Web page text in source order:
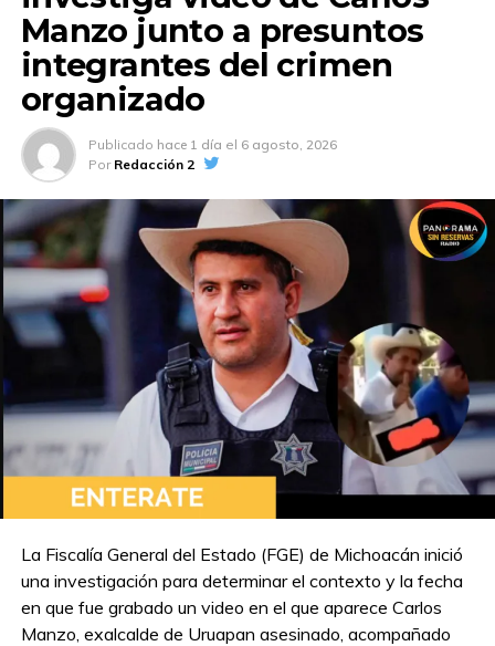
Manzo junto a presuntos
integrantes del crimen
organizado
Publicado hace 1 día el 6 agosto, 2026
Por Redacción 2
La Fiscalía General del Estado (FGE) de Michoacán inició
una investigación para determinar el contexto y la fecha
en que fue grabado un video en el que aparece Carlos
Manzo, exalcalde de Uruapan asesinado, acompañado